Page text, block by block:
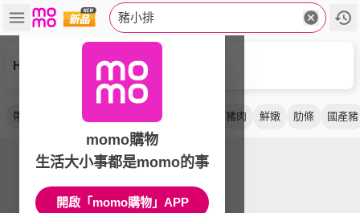
豬小排
HONGSAN COOKING 紅杉宅料理
帶骨 雪花 豬肉 鮮嫩 肋條 國產豬
momo購物
生活大小事都是momo的事
開啟「momo購物」APP